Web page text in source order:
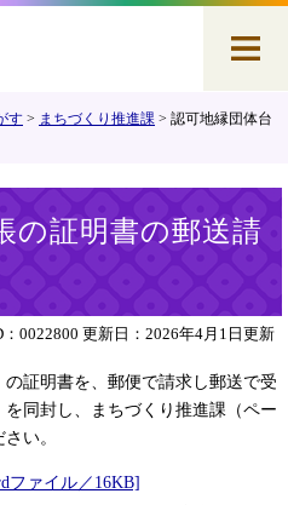
す > まちづくり推進課 > 認可地縁団体台
の証明書の郵送請
0022800 更新日：2026年4月1日更新
証明書を、郵便で請求し郵送で受
同封し、まちづくり推進課（ペー
い。
ファイル／16KB]